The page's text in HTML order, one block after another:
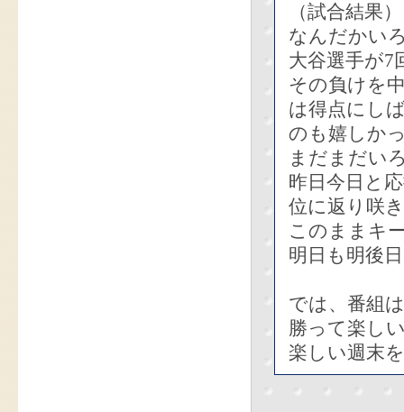
（試合結果）
なんだかい
大谷選手が7
その負けを
は得点にし
のも嬉しか
まだまだい
昨日今日と
位に返り咲
このままキ
明日も明後
では、番組
勝って楽し
楽しい週末